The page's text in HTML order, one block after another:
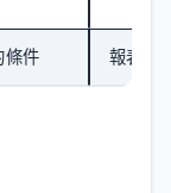
條件 報表最